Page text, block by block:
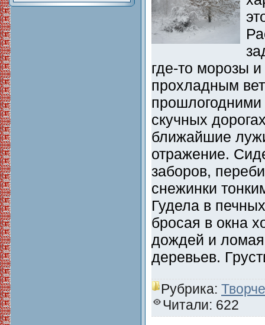
где-то морозы
прохладным
скучных
ближайшие
отражение.
заборов,
снежинки
Гудела в
бросая в окна
дождей и
деревьев.
Рубрика:
Читали: 622